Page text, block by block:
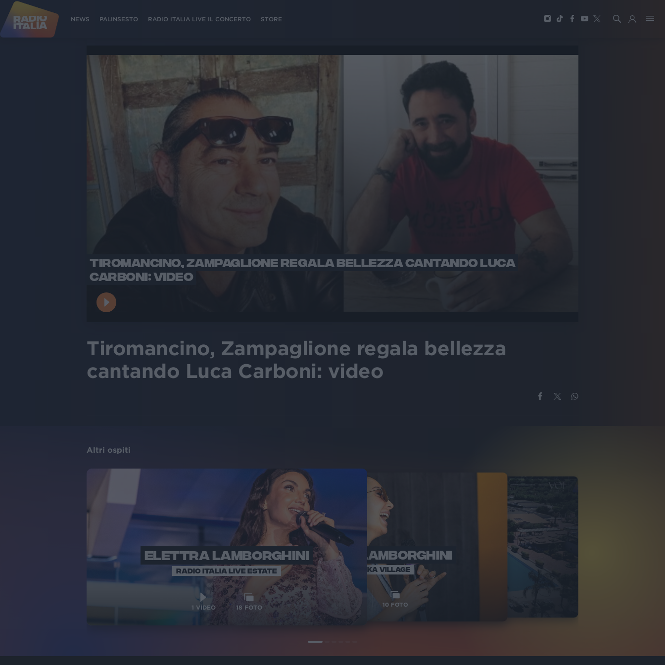
NEWS PALINSESTO RADIO ITALIA LIVE IL CONCERTO STORE
TIROMANCINO, ZAMPAGLIONE REGALA BELLEZZA CANTANDO LUCA
CARBONI: VIDEO
Tiromancino, Zampaglione regala bellezza
cantando Luca Carboni: video
Altri ospiti
ELETTRA LAMBORGHINI
RADIO ITALIA LIVE ESTATE
1 VIDEO 18 FOTO
ELETTRA LAMBORGHINI
VOI TANKA VILLAGE
10 FOTO
RADIO ITALIA
VOI TANKA VILLAGE